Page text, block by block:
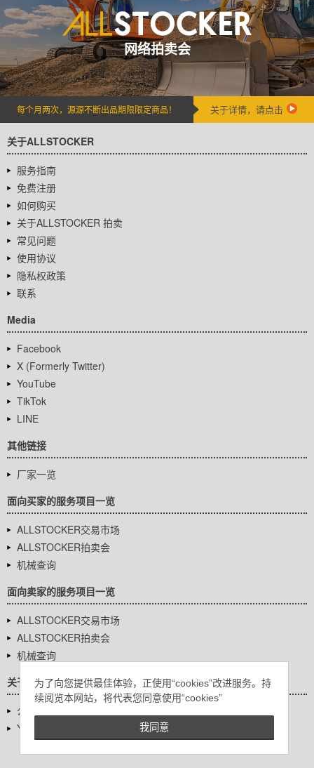
为了向您提供最佳体验，正使用“cookies”改进服务。持
续阅览本网站，将代表您同意使用“cookies”
我同意
网络拍卖会
每个月两次，源源不断出品期限限定商品！ 关于详情，请点击
关于ALLSTOCKER
服务指南
免费注册
如何购买
关于ALLSTOCKER 拍卖
常见问题
使用协议
隐私权政策
联系
Media
Facebook
X (Formerly Twitter)
YouTube
TikTok
LINE
其他链接
厂家一览
面向买家的服务项目一览
ALLSTOCKER交易市场
ALLSTOCKER拍卖会
机械查询
面向卖家的服务项目一览
ALLSTOCKER交易市场
ALLSTOCKER拍卖会
机械查询
关于我们
公司基本信息
YUTAKA Inc.